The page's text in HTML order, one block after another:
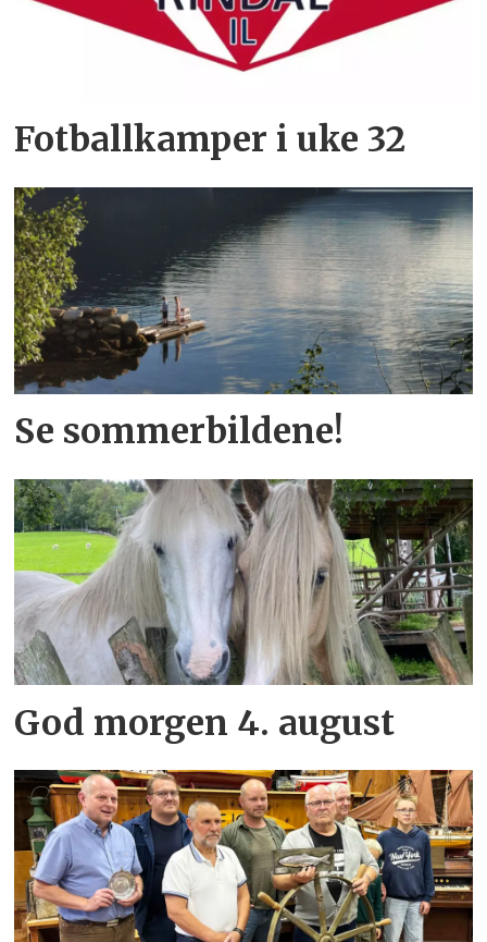
Fotballkamper i uke 32
Se sommerbildene!
God morgen 4. august